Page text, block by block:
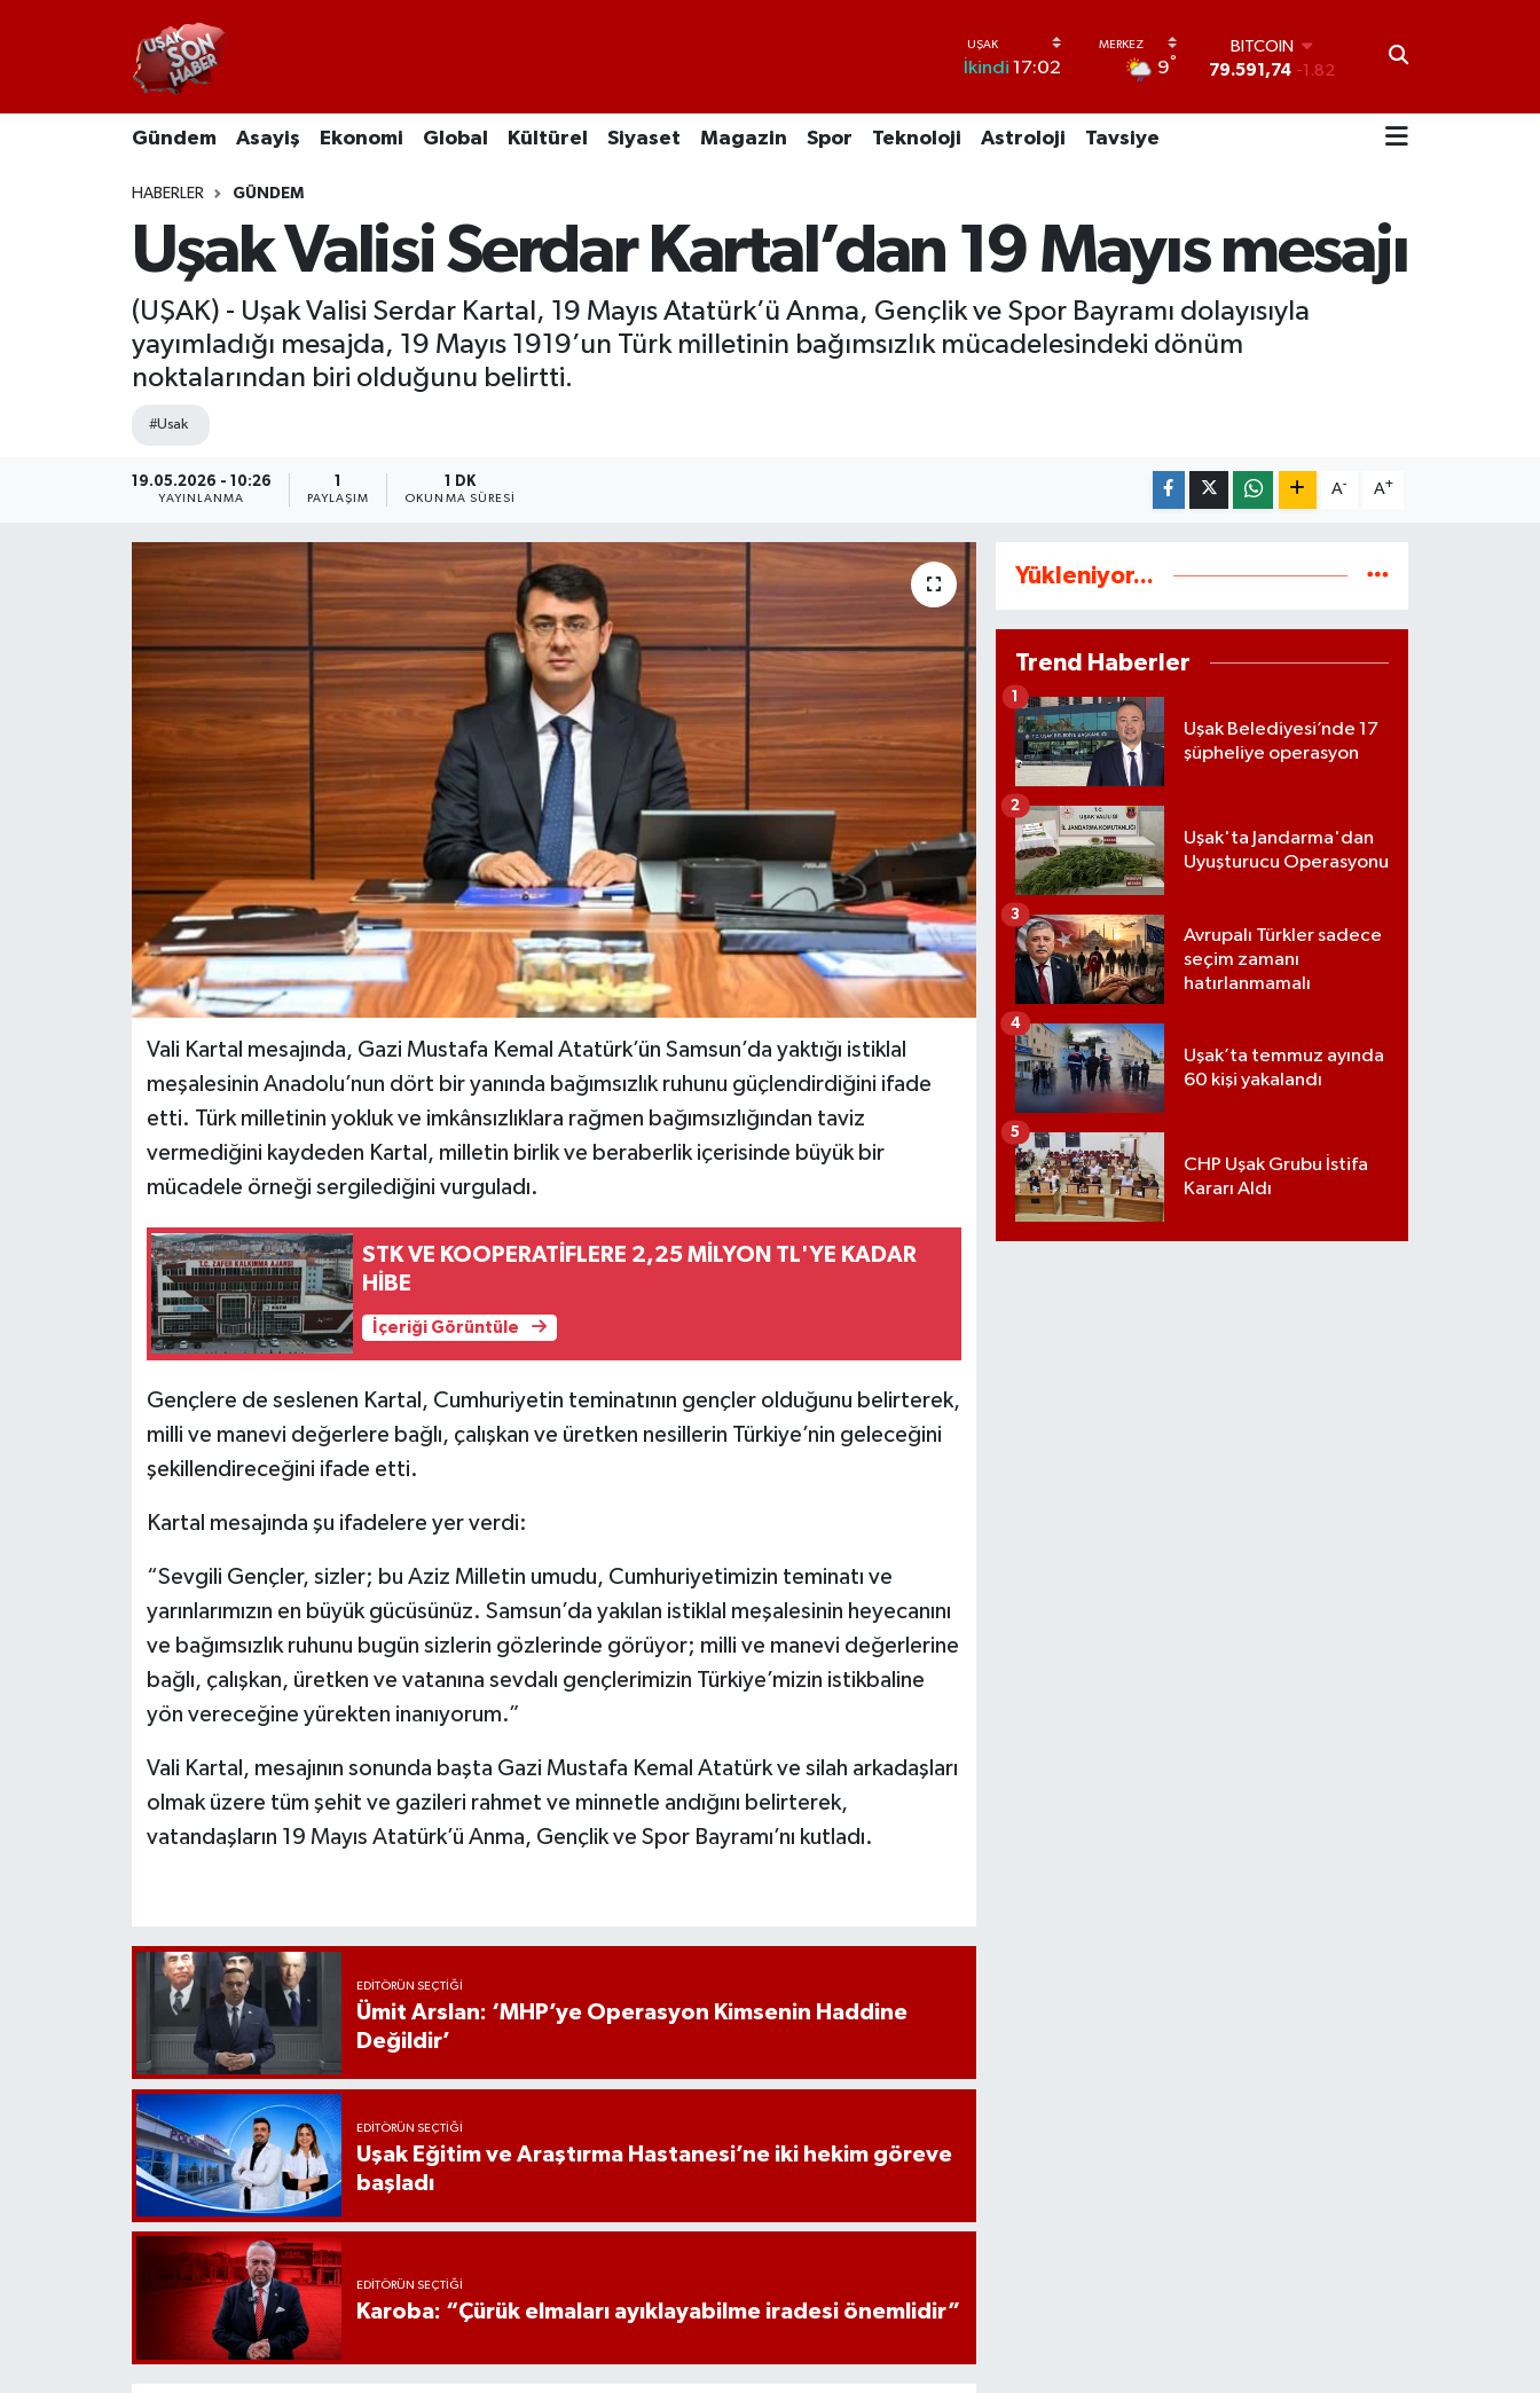
İkindi 17:02 9°
79.591,74
-1.82
DOLAR
EURO
6862,09000
0.19
BİST100
Gündem Asayiş Ekonomi Global Kültürel Siyaset Magazin Spor Teknoloji Astroloji Tavsiye
HABERLER GÜNDEM
Uşak Valisi Serdar Kartal’dan 19 Mayıs mesajı
(UŞAK) - Uşak Valisi Serdar Kartal, 19 Mayıs Atatürk’ü Anma, Gençlik ve Spor Bayramı dolayısıyla
yayımladığı mesajda, 19 Mayıs 1919’un Türk milletinin bağımsızlık mücadelesindeki dönüm
noktalarından biri olduğunu belirtti.
#Usak
19.05.2026 - 10:26
YAYINLANMA
1
PAYLAŞIM
1 DK
OKUNMA SÜRESI
A- A+
Vali Kartal mesajında, Gazi Mustafa Kemal Atatürk’ün Samsun’da yaktığı istiklal
meşalesinin Anadolu’nun dört bir yanında bağımsızlık ruhunu güçlendirdiğini ifade
etti. Türk milletinin yokluk ve imkânsızlıklara rağmen bağımsızlığından taviz
vermediğini kaydeden Kartal, milletin birlik ve beraberlik içerisinde büyük bir
mücadele örneği sergilediğini vurguladı.
STK VE KOOPERATİFLERE 2,25 MİLYON TL'YE KADAR
HİBE
İçeriği Görüntüle
Gençlere de seslenen Kartal, Cumhuriyetin teminatının gençler olduğunu belirterek,
milli ve manevi değerlere bağlı, çalışkan ve üretken nesillerin Türkiye’nin geleceğini
şekillendireceğini ifade etti.
Kartal mesajında şu ifadelere yer verdi:
“Sevgili Gençler, sizler; bu Aziz Milletin umudu, Cumhuriyetimizin teminatı ve
yarınlarımızın en büyük gücüsünüz. Samsun’da yakılan istiklal meşalesinin heyecanını
ve bağımsızlık ruhunu bugün sizlerin gözlerinde görüyor; milli ve manevi değerlerine
bağlı, çalışkan, üretken ve vatanına sevdalı gençlerimizin Türkiye’mizin istikbaline
yön vereceğine yürekten inanıyorum.”
Vali Kartal, mesajının sonunda başta Gazi Mustafa Kemal Atatürk ve silah arkadaşları
olmak üzere tüm şehit ve gazileri rahmet ve minnetle andığını belirterek,
vatandaşların 19 Mayıs Atatürk’ü Anma, Gençlik ve Spor Bayramı’nı kutladı.
EDITÖRÜN SEÇTIĞI
Ümit Arslan: ‘MHP’ye Operasyon Kimsenin Haddine
Değildir’
EDITÖRÜN SEÇTIĞI
Uşak Eğitim ve Araştırma Hastanesi’ne iki hekim göreve
başladı
EDITÖRÜN SEÇTIĞI
Karoba: “Çürük elmaları ayıklayabilme iradesi önemlidir”
Yükleniyor...
Trend Haberler
Uşak Belediyesi’nde 17
şüpheliye operasyon
1
Uşak'ta Jandarma'dan
Uyuşturucu Operasyonu
2
Avrupalı Türkler sadece
seçim zamanı
hatırlanmamalı
3
Uşak’ta temmuz ayında
60 kişi yakalandı
4
CHP Uşak Grubu İstifa
Kararı Aldı
5
Uşak Nöbetçi Eczaneler
Uşak Hava Durumu
Uşak Namaz Vakitleri
Uşak Trafik Yoğunluk Haritası
Süper Lig Puan Durumu ve Fikstür
Tüm Manşetler
Haber Arşivi